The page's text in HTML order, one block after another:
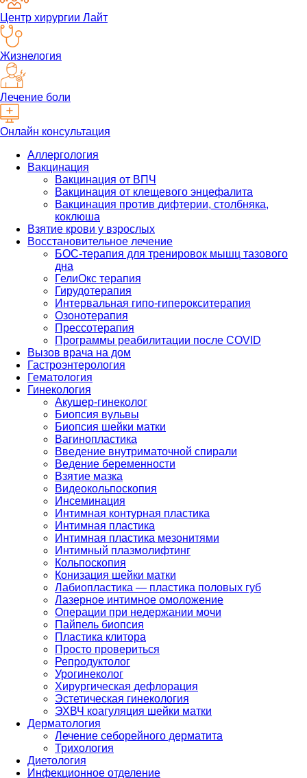
Центр хирургии Лайт
Жизнелогия
Лечение боли
Онлайн консультация
Аллергология
Вакцинация
Вакцинация от ВПЧ
Вакцинация от клещевого энцефалита
Вакцинация против дифтерии, столбняка,
коклюша
Взятие крови у взрослых
Восстановительное лечение
БОС-терапия для тренировок мышц тазового
дна
ГелиОкс терапия
Гирудотерапия
Интервальная гипо-гиперокситерапия
Озонотерапия
Прессотерапия
Программы реабилитации после СOVID
Вызов врача на дом
Гастроэнтерология
Гематология
Гинекология
Акушер-гинеколог
Биопсия вульвы
Биопсия шейки матки
Вагинопластика
Введение внутриматочной спирали
Ведение беременности
Взятие мазка
Видеокольпоскопия
Инсеминация
Интимная контурная пластика
Интимная пластика
Интимная пластика мезонитями
Интимный плазмолифтинг
Кольпоскопия
Конизация шейки матки
Лабиопластика — пластика половых губ
Лазерное интимное омоложение
Операции при недержании мочи
Пайпель биопсия
Пластика клитора
Просто провериться
Репродуктолог
Урогинеколог
Хирургическая дефлорация
Эстетическая гинекология
ЭХВЧ коагуляция шейки матки
Дерматология
Лечение себорейного дерматита
Трихология
Диетология
Инфекционное отделение